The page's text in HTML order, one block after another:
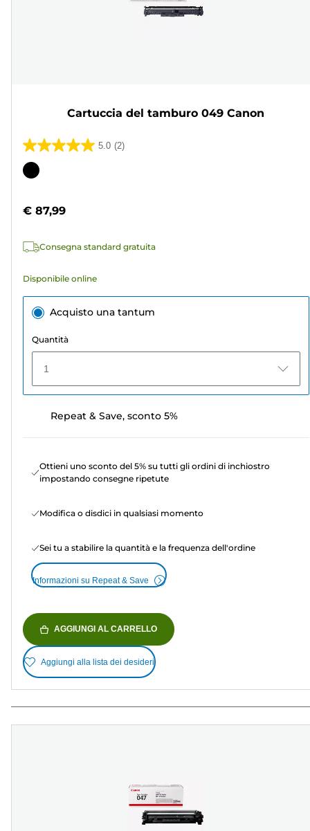
Cartuccia del tamburo 049 Canon
5.0 (2)
5.0
su
2
Cartuccia
€ 87,99
Consegna standard gratuita
Disponibile online
Acquisto una tantum
Quantità
1
Repeat & Save, sconto 5%
Ottieni uno sconto del 5% su tutti gli ordini di inchiostro
impostando consegne ripetute
Modifica o disdici in qualsiasi momento
Sei tu a stabilire la quantità e la frequenza dell'ordine
Informazioni su Repeat & Save
AGGIUNGI AL CARRELLO
Aggiungi alla lista dei desideri